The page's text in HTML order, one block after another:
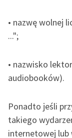
• nazwę wolnej
...";
• nazwisko
audiobooków).
Ponadto jeśli
takiego
internetowej lub